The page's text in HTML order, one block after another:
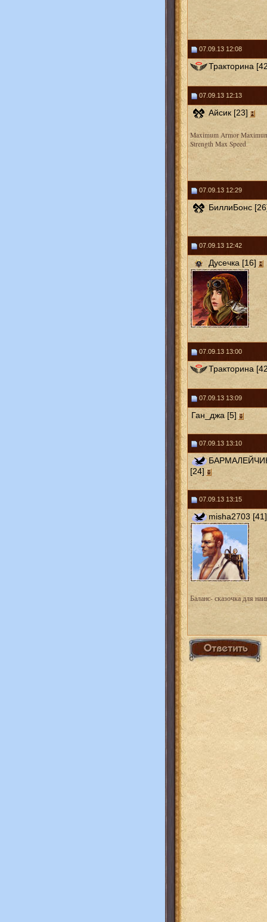
07.09.13 12:08
Тракторина
07.09.13 12:13
Айсик [23]
Maximum Armor
Strength Max Speed
07.09.13 12:29
БиллиБонс
07.09.13 12:42
Дусечка [16]
07.09.13 13:00
Тракторина
07.09.13 13:09
Ган_джа [5]
07.09.13 13:10
[24]
07.09.13 13:15
misha2703 [41]
Баланс- сказочка для